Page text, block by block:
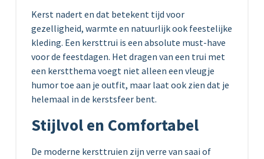
Kerst nadert en dat betekent tijd voor
gezelligheid, warmte en natuurlijk ook feestelijke
kleding. Een kersttrui is een absolute must-have
voor de feestdagen. Het dragen van een trui met
een kerstthema voegt niet alleen een vleugje
humor toe aan je outfit, maar laat ook zien dat je
helemaal in de kerstsfeer bent.
Stijlvol en Comfortabel
De moderne kersttruien zijn verre van saai of